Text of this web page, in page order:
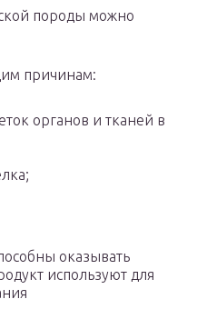
породы можно
причинам:
органов и тканей в
оказывать
используют для